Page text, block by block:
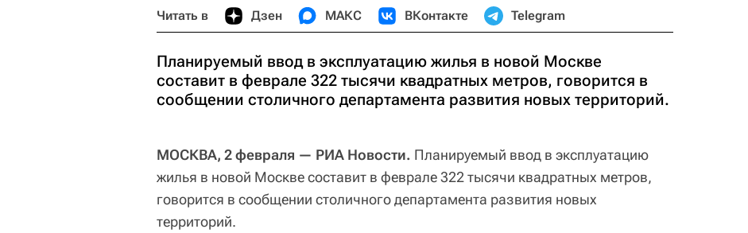
Читать в Дзен МАКС ВКонтакте Telegram
Планируемый ввод в эксплуатацию жилья в новой Москве
составит в феврале 322 тысячи квадратных метров, говорится в
сообщении столичного департамента развития новых территорий.
МОСКВА, 2 февраля — РИА Новости. Планируемый ввод в эксплуатацию
жилья в новой Москве составит в феврале 322 тысячи квадратных метров,
говорится в сообщении столичного департамента развития новых
территорий.